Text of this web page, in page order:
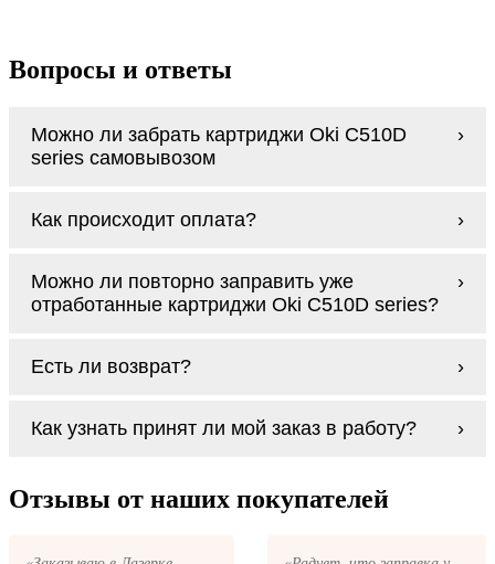
Вопросы и ответы
Можно ли забрать картриджи Oki C510D
series самовывозом
доставим заказ и сделаем это бесплатно
доставляем Вам картриджи Oki C510D
series
Как происходит оплата?
наличными курьеру при получении заказа.
Можно ли повторно заправить уже
отработанные картриджи Oki C510D series?
процесс проще, в случае с оригиналами
В любом случае вы можете заправить
картриджи Oki C510D series. У нас можно
моделей принтеров.
Есть ли возврат?
то причине вам не подошли, мы при первом
Как узнать принят ли мой заказ в работу?
C510D series на указанную вами
электронную почту придёт письмо с копией
Отзывы от наших покупателей